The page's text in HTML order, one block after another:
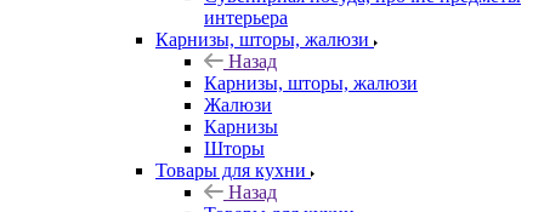
интерьера
Карнизы, шторы, жалюзи
Назад
Карнизы, шторы, жалюзи
Жалюзи
Карнизы
Шторы
Товары для кухни
Назад